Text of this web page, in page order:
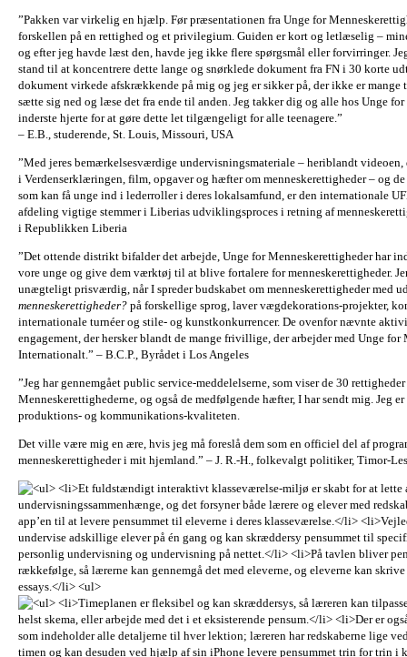
”Pakken var virkelig en hjælp. Før præsentationen fra Unge for
forskellen på en rettighed og et privilegium. Guiden er kort og letlæselig –
og efter jeg havde læst den, havde jeg ikke flere spørgsmål eller forvirringer.
stand til at koncentrere dette lange og snørklede dokument fra FN i 30 korte
dokument virkede afskrækkende på mig og jeg er sikker på, der ikke er mange
sætte sig ned og læse det fra ende til anden. Jeg takker dig og alle hos Unge
inderste hjerte for at gøre dette let tilgængeligt for alle teenagere.”
– E.B., studerende, St. Louis, Missouri, USA
”Med jeres bemærkelsesværdige undervisningsmateriale – heriblandt
i Verdenserklæringen, film, opgaver og hæfter om menneskerettigheder – og
som kan få unge ind i lederroller i deres lokalsamfund, er den internationale
afdeling vigtige stemmer i Liberias udviklingsproces i retning af
i Republikken Liberia
”Det ottende distrikt bifalder det arbejde, Unge for Menneskerettigheder har
vore unge og give dem værktøj til at blive fortalere for menneskerettigheder.
unægteligt prisværdig, når I spreder budskabet om menneskerettigheder med
menneskerettigheder? på forskellige sprog, laver vægdekorations-projekter,
internationale turnéer og stile- og kunstkonkurrencer. De ovenfor nævnte
engagement, der hersker blandt de mange frivillige, der arbejder med Unge for
Internationalt.” – B.C.P., Byrådet i Los Angeles
”Jeg har gennemgået public service-meddelelserne, som viser de 30
Menneskerettighederne, og også de medfølgende hæfter, I har sendt mig. Jeg
produktions- og kommunikations-kvaliteten.
Det ville være mig en ære, hvis jeg må foreslå dem som en officiel del af
menneskerettigheder i mit hjemland.” – J. R.-H., folkevalgt politiker, Timor-